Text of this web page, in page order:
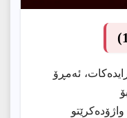
ئەمڕۆ